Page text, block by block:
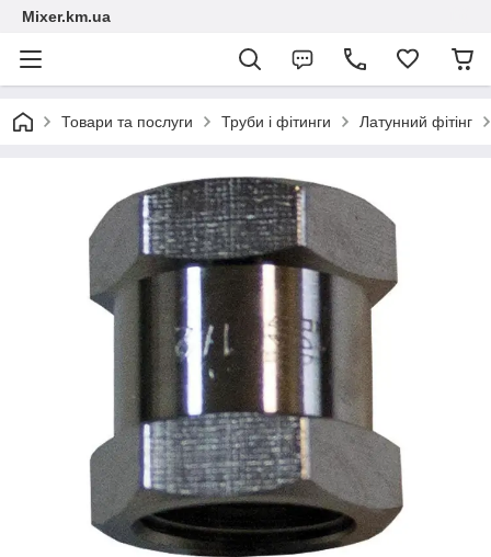
Mixer.km.ua
Товари та послуги Труби і фітинги Латунний фітінг